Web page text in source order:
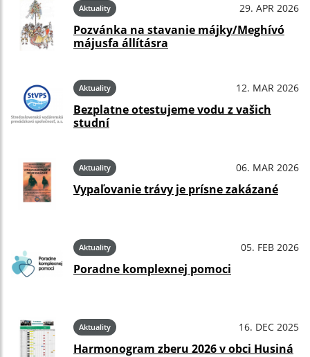
Aktuality 29. APR 2026
Pozvánka na stavanie májky/Meghívó
májusfa állításra
Aktuality 12. MAR 2026
Bezplatne otestujeme vodu z vašich
studní
Aktuality 06. MAR 2026
Vypaľovanie trávy je prísne zakázané
Aktuality 05. FEB 2026
Poradne komplexnej pomoci
Aktuality 16. DEC 2025
Harmonogram zberu 2026 v obci Husiná